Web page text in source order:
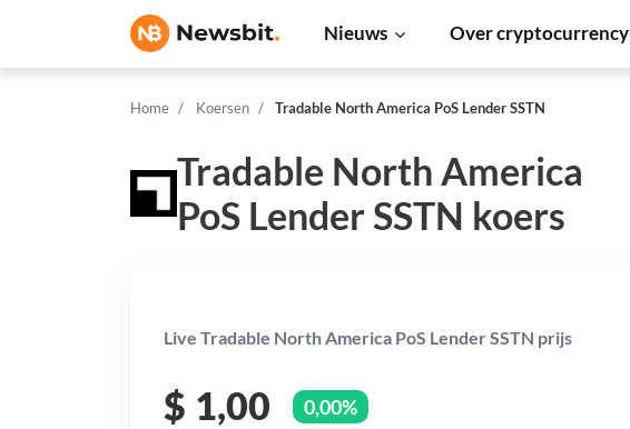
Nieuws Over cryptocurrency
Home Koersen Tradable North America PoS Lender SSTN
Tradable North America
PoS Lender SSTN koers
Live Tradable North America PoS Lender SSTN prijs
$ 1,00 0,00%